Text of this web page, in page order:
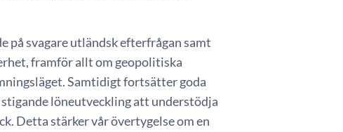
på svagare utländsk efterfrågan samt
framför allt om geopolitiska
Samtidigt fortsätter goda
löneutveckling att understödja
Detta stärker vår övertygelse om en